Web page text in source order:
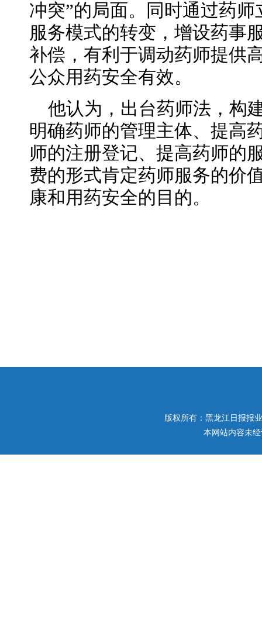
冲突”的局面。同时通过药
服务模式的转变，增设药事
补偿，有利于调动药师提供
公众用药安全有效。
他认为，出台药师法，构
明确药师的管理主体、提高
师的注册登记、提高药师的
费的形式肯定药师服务的价
康和用药安全的目的。
版权所有：黑龙江日报报
本网站内容未